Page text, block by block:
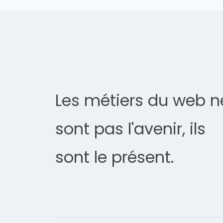
Les métiers du web
sont pas l'avenir, ils
sont le présent.